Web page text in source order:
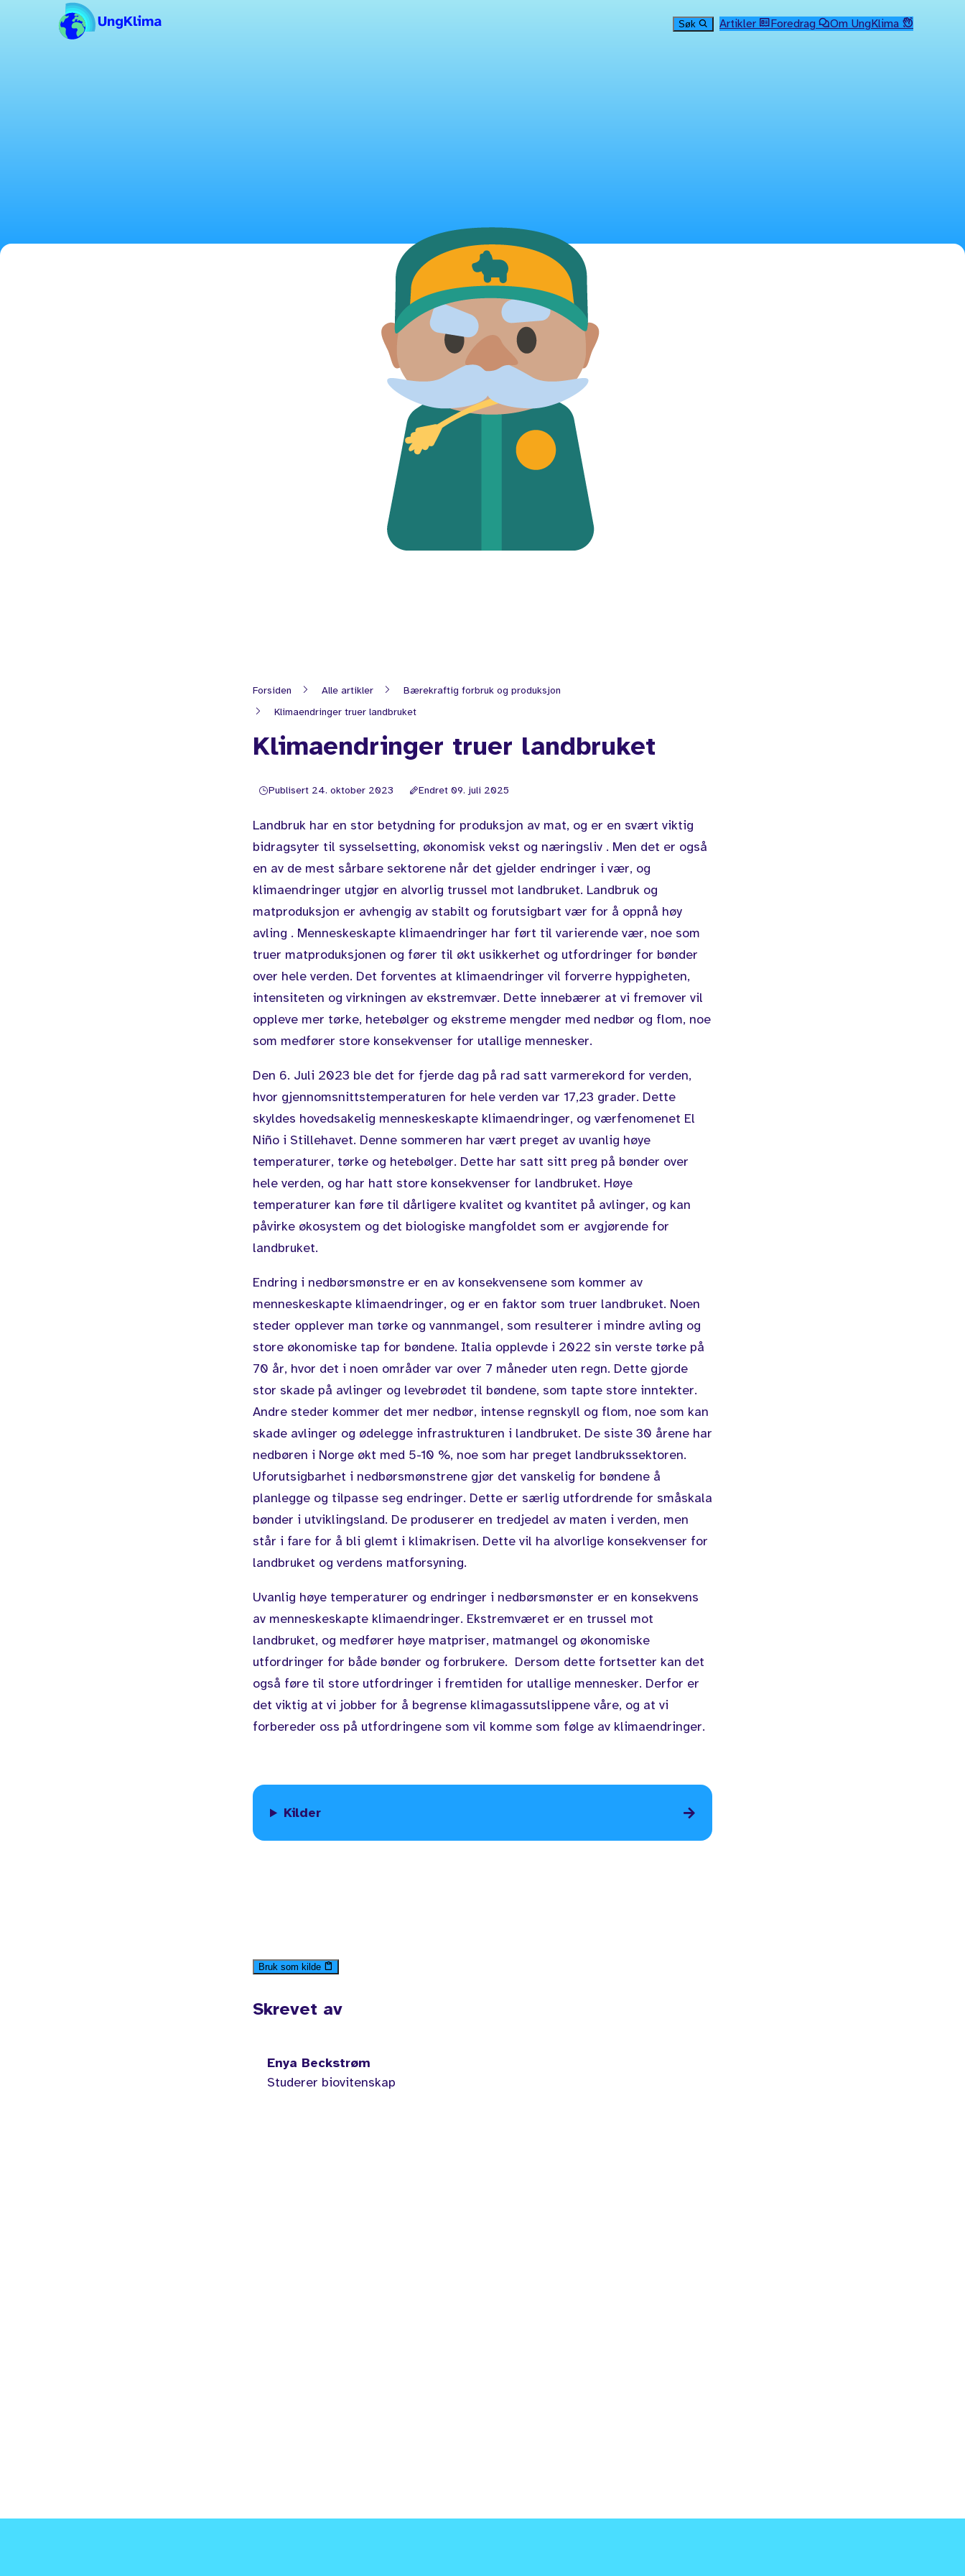
Søk Artikler Foredrag Om UngKlima
Forsiden Alle artikler
Bærekraftig forbruk og produksjon
Klimaendringer truer landbruket
Klimaendringer truer landbruket
Publisert 24. oktober 2023 Endret 09. juli 2025
Landbruk har en stor betydning for produksjon av mat, og er en svært viktig
bidragsyter til sysselsetting, økonomisk vekst og næringsliv . Men det er også
en av de mest sårbare sektorene når det gjelder endringer i vær, og
klimaendringer utgjør en alvorlig trussel mot landbruket. Landbruk og
matproduksjon er avhengig av stabilt og forutsigbart vær for å oppnå høy
avling . Menneskeskapte klimaendringer har ført til varierende vær, noe som
truer matproduksjonen og fører til økt usikkerhet og utfordringer for bønder
over hele verden. Det forventes at klimaendringer vil forverre hyppigheten,
intensiteten og virkningen av ekstremvær. Dette innebærer at vi fremover vil
oppleve mer tørke, hetebølger og ekstreme mengder med nedbør og flom, noe
som medfører store konsekvenser for utallige mennesker.
Den 6. Juli 2023 ble det for fjerde dag på rad satt varmerekord for verden,
hvor gjennomsnittstemperaturen for hele verden var 17,23 grader. Dette
skyldes hovedsakelig menneskeskapte klimaendringer, og værfenomenet El
Niño i Stillehavet. Denne sommeren har vært preget av uvanlig høye
temperaturer, tørke og hetebølger. Dette har satt sitt preg på bønder over
hele verden, og har hatt store konsekvenser for landbruket. Høye
temperaturer kan føre til dårligere kvalitet og kvantitet på avlinger, og kan
påvirke økosystem og det biologiske mangfoldet som er avgjørende for
landbruket.
Endring i nedbørsmønstre er en av konsekvensene som kommer av
menneskeskapte klimaendringer, og er en faktor som truer landbruket. Noen
steder opplever man tørke og vannmangel, som resulterer i mindre avling og
store økonomiske tap for bøndene. Italia opplevde i 2022 sin verste tørke på
70 år, hvor det i noen områder var over 7 måneder uten regn. Dette gjorde
stor skade på avlinger og levebrødet til bøndene, som tapte store inntekter.
Andre steder kommer det mer nedbør, intense regnskyll og flom, noe som kan
skade avlinger og ødelegge infrastrukturen i landbruket. De siste 30 årene har
nedbøren i Norge økt med 5-10 %, noe som har preget landbrukssektoren.
Uforutsigbarhet i nedbørsmønstrene gjør det vanskelig for bøndene å
planlegge og tilpasse seg endringer. Dette er særlig utfordrende for småskala
bønder i utviklingsland. De produserer en tredjedel av maten i verden, men
står i fare for å bli glemt i klimakrisen. Dette vil ha alvorlige konsekvenser for
landbruket og verdens matforsyning.
Uvanlig høye temperaturer og endringer i nedbørsmønster er en konsekvens
av menneskeskapte klimaendringer. Ekstremværet er en trussel mot
landbruket, og medfører høye matpriser, matmangel og økonomiske
utfordringer for både bønder og forbrukere. Dersom dette fortsetter kan det
også føre til store utfordringer i fremtiden for utallige mennesker. Derfor er
det viktig at vi jobber for å begrense klimagassutslippene våre, og at vi
forbereder oss på utfordringene som vil komme som følge av klimaendringer.
Kilder
Bruk som kilde
Skrevet av
Enya Beckstrøm
Studerer biovitenskap